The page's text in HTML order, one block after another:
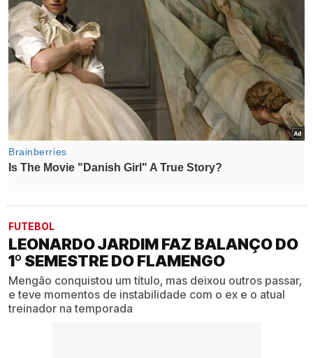
FUTEBOL
LEONARDO JARDIM FAZ BALANÇO DO
1º SEMESTRE DO FLAMENGO
Mengão conquistou um título, mas deixou outros passar,
e teve momentos de instabilidade com o ex e o atual
treinador na temporada